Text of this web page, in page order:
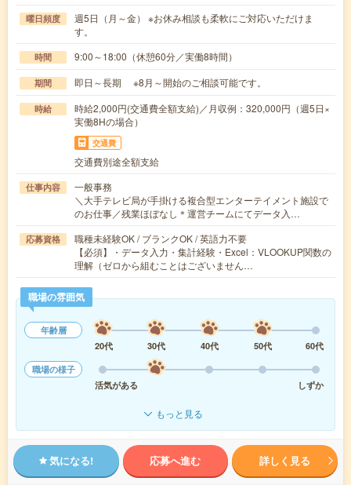
曜日頻度
週5日（月～金） ※お休み相談も柔軟にご対応いただけま
す。
時間 9:00～18:00（休憩60分／実働8時間）
期間 即日～長期 ※8月～開始のご相談可能です。
時給
時給2,000円(交通費全額支給)／月収例：320,000円（週5日×
実働8Hの場合）
交通費
交通費別途全額支給
仕事内容
一般事務
＼大手テレビ局が手掛ける複合型エンターテイメント施設で
のお仕事／残業ほぼなし＊運営チームにてデータ入…
応募資格
職種未経験OK / ブランクOK / 英語力不要
【必須】・データ入力・集計経験・Excel：VLOOKUP関数の
理解（ゼロから組むことはございません…
職場の雰囲気
年齢層
20代
30代 40代 50代
60代
職場の様子
活気がある
しずか
もっと見る
気になる! 応募へ進む 詳しく見る